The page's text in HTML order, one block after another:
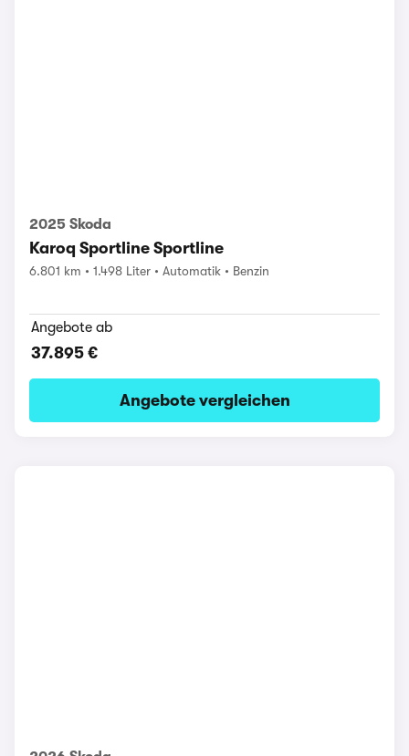
2025 Skoda
Karoq Sportline Sportline
6.801 km 1.498 Liter Automatik Benzin
Angebote ab
37.895 €
Angebote vergleichen